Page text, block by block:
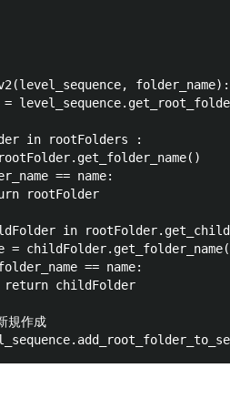
in rootFolders :
== name:
rootFolder
in
=
== name:
childFolder
規作成